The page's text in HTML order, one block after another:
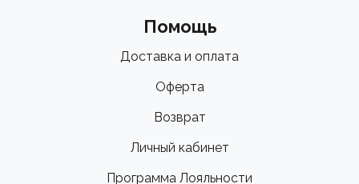
Помощь
Доставка и оплата
Оферта
Возврат
Личный кабинет
Программа Лояльности